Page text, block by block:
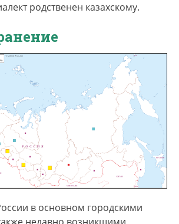
подразделяется на два
образуют говоры юго-западной
и Ошской области; северный
говоры Иссык-Кульской
долины и Нарынской
(«кыргыз») восходит к
*-kïr(k)'стричь', 'истреблять',
'вырывать с корнем', ср. якутское
[Левитская и др. 2000]. В
источниках киргиза также
киргизами. Самоназвание —
родственен казахскому.
в основном городскими